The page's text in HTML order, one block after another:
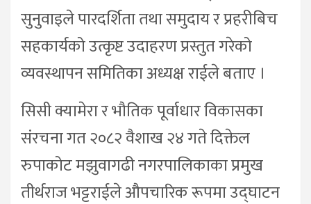
सुनुवाइले पारदर्शिता तथा समुदाय र प्रहरीबिच
सहकार्यको उत्कृष्ट उदाहरण प्रस्तुत गरेको
व्यवस्थापन समितिका अध्यक्ष राईले बताए ।
सिसी क्यामेरा र भौतिक पूर्वाधार विकासका
संरचना गत २०८२ वैशाख २४ गते दिक्तेल
रुपाकोट मझुवागढी नगरपालिकाका प्रमुख
तीर्थराज भट्टराईले औपचारिक रूपमा उद्घाटन